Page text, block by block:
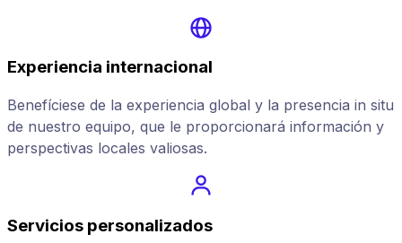
Experiencia internacional
Benefíciese de la experiencia global y la presencia in situ
de nuestro equipo, que le proporcionará información y
perspectivas locales valiosas.
Servicios personalizados